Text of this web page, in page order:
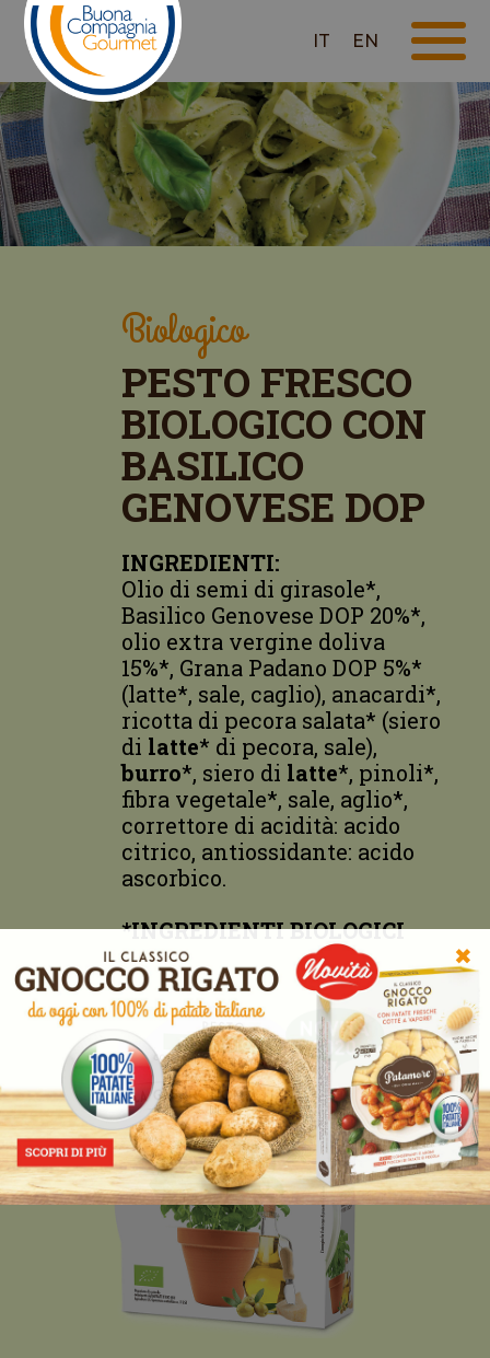
IT EN
✖
Biologico
PESTO FRESCO
BIOLOGICO CON
BASILICO
GENOVESE DOP
INGREDIENTI:
Olio di semi di girasole*,
Basilico Genovese DOP 20%*,
olio extra vergine doliva
15%*, Grana Padano DOP 5%*
(latte*, sale, caglio), anacardi*,
ricotta di pecora salata* (siero
di latte* di pecora, sale),
burro*, siero di latte*, pinoli*,
fibra vegetale*, sale, aglio*,
correttore di acidità: acido
citrico, antiossidante: acido
ascorbico.
*INGREDIENTI BIOLOGICI